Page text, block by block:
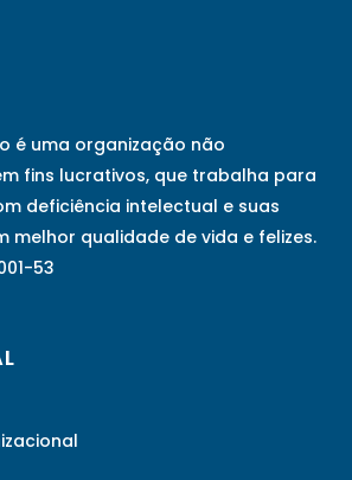
é uma organização não
fins lucrativos, que trabalha para
deficiência intelectual e suas
melhor qualidade de vida e felizes.
53